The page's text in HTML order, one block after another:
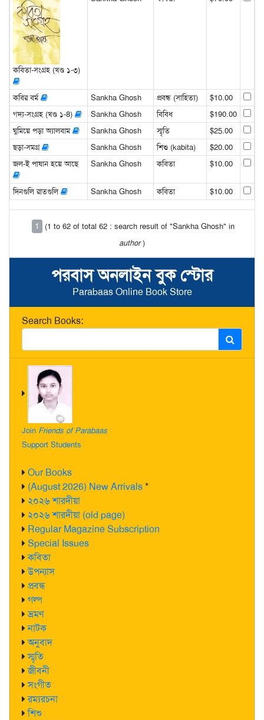
পরবাস অনলাইন বুক স্টোর
Parabaas Online Book Store
Search Books:
Join Friends of Parabaas
Support Students
Our Books
(August 2026) New Arrivals*
২০২৬ শারদীয়া
২০২৬ শারদীয়া (old page)
Regular Magazine Subscription
Special Issues
কবিতা
উপন্যাস
প্রবন্ধ
গল্প
ভ্রমণ
নাটক
অনুবাদ
স্মৃতি
জীবনী
সংগীত
রম্যরচনা
শিশু
কবিতা-সংগ্রহ (খণ্ড ১-৩)
কবির বর্ম Sankha Ghosh প্রবন্ধ (সাহিত্য)
$10.00
গদ্য-সংগ্রহ (খণ্ড ১-8)
Sankha Ghosh বিবিধ
$190.00
ঘুমিয়ে পড়া অ্যালবাম
Sankha Ghosh স্মৃতি
$25.00
ছড়া-সমগ্র
Sankha Ghosh শিশু (kabita)
$20.00
জল-ই পাষান হয়ে আছে
Sankha Ghosh কবিতা $10.00
দিনগুলি রাতগুলি Sankha Ghosh কবিতা $10.00
1
(1 to 62 of total 62 : search result of "Sankha Ghosh" in
author)